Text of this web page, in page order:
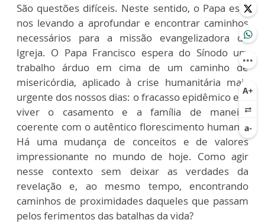
São questões difíceis. Neste sentido, o Papa está
nos levando a aprofundar e encontrar caminhos
necessários para a missão evangelizadora da
Igreja. O Papa Francisco espera do Sínodo um
trabalho árduo em cima de um caminho de
misericórdia, aplicado à crise humanitária mais
urgente dos nossos dias: o fracasso epidêmico em
viver o casamento e a família de maneira
coerente com o autêntico florescimento humano.
Há uma mudança de conceitos e de valores
impressionante no mundo de hoje. Como agir
nesse contexto sem deixar as verdades da
revelação e, ao mesmo tempo, encontrando
caminhos de proximidades daqueles que passam
pelos ferimentos das batalhas da vida?